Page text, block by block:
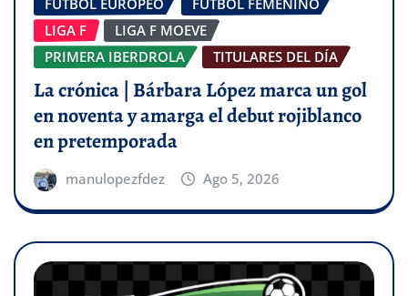
FÚTBOL EUROPEO
FÚTBOL FEMENINO
LIGA F
LIGA F MOEVE
PRIMERA IBERDROLA
TITULARES DEL DÍA
La crónica | Bárbara López marca un gol
en noventa y amarga el debut rojiblanco
en pretemporada
manulopezfdez Ago 5, 2026